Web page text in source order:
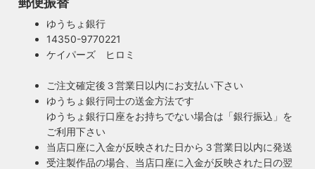
ゆうちょ銀行
14350-9770221
ケイパーズ ヒロミ
ご注文確定後３営業日以内にお支払い下さい
ゆうちょ銀行同士の送金方法です
ゆうちょ銀行口座をお持ちでない場合は「銀行振込」を
ご利用下さい
当店口座に入金が反映された日から３営業日以内に発送
受注製作品の場合、当店口座に入金が反映された日の翌